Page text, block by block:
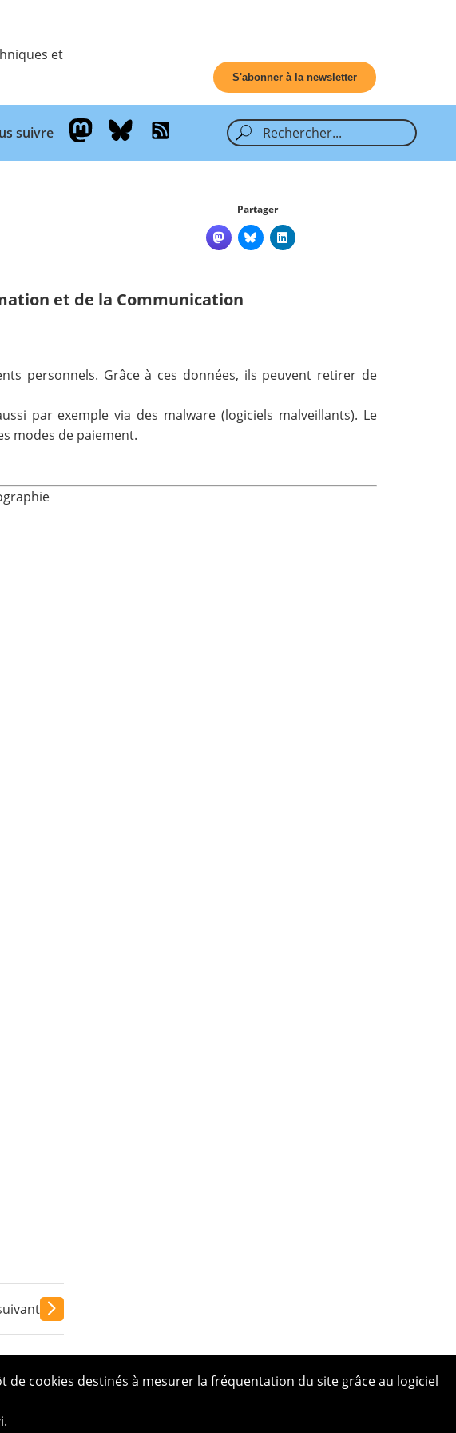
et
S'abonner à la newsletter
suivre
Partager
et de la Communication
personnels. Grâce à ces données, ils peuvent retirer de
par exemple via des malware (logiciels malveillants). Le
modes de paiement.
cookies destinés à mesurer la fréquentation du site grâce au logiciel